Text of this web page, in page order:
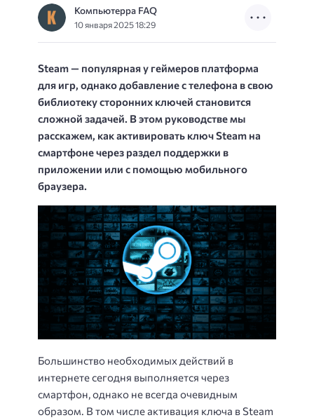
Компьютерра FAQ
10 января 2025 18:29
Steam — популярная у геймеров платформа
для игр, однако добавление с телефона в свою
библиотеку сторонних ключей становится
сложной задачей. В этом руководстве мы
расскажем, как активировать ключ Steam на
смартфоне через раздел поддержки в
приложении или с помощью мобильного
браузера.
Большинство необходимых действий в
интернете сегодня выполняется через
смартфон, однако не всегда очевидным
образом. В том числе активация ключа в Steam